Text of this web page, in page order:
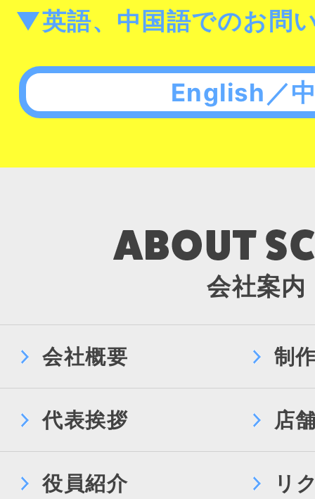
▼英語、中国語でのお問
English／
会社案内
会社概要 制
代表挨拶 店
役員紹介 リ